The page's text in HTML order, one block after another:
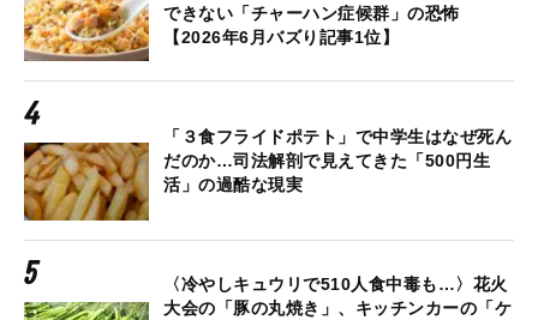
できない「チャーハン症候群」の恐怖
【2026年6月バズり記事1位】
「３食フライドポテト」で中学生はなぜ死ん
だのか…司法解剖で見えてきた「500円生
活」の過酷な現実
〈冷やしキュウリで510人食中毒も…〉花火
大会の「豚の丸焼き」、キッチンカーの「ケ